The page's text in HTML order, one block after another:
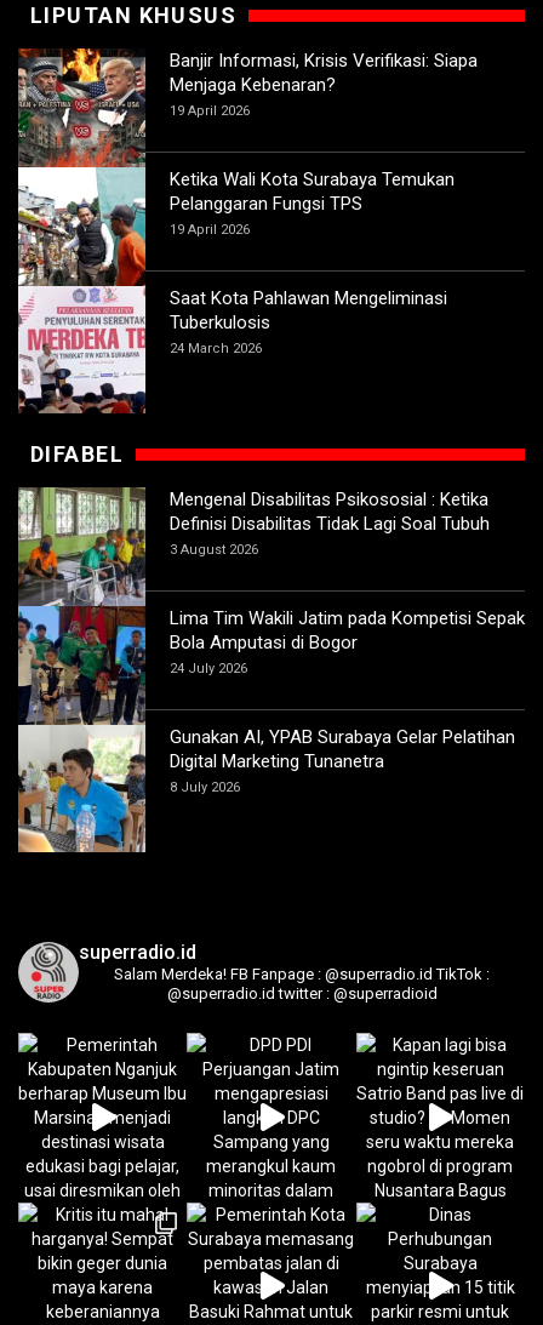
LIPUTAN KHUSUS
Banjir Informasi, Krisis Verifikasi: Siapa
Menjaga Kebenaran?
19 April 2026
Ketika Wali Kota Surabaya Temukan
Pelanggaran Fungsi TPS
19 April 2026
Saat Kota Pahlawan Mengeliminasi
Tuberkulosis
24 March 2026
DIFABEL
Mengenal Disabilitas Psikososial : Ketika
Definisi Disabilitas Tidak Lagi Soal Tubuh
3 August 2026
Lima Tim Wakili Jatim pada Kompetisi Sepak
Bola Amputasi di Bogor
24 July 2026
Gunakan AI, YPAB Surabaya Gelar Pelatihan
Digital Marketing Tunanetra
8 July 2026
superradio.id
Salam Merdeka! FB Fanpage : @superradio.id TikTok :
@superradio.id twitter : @superradioid